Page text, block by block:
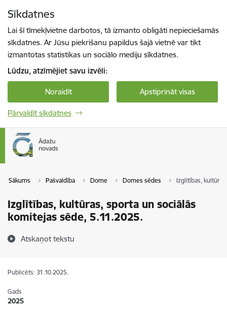
Sīkdatnes
Lai šī tīmekļvietne darbotos, tā izmanto obligāti nepieciešamās
sīkdatnes. Ar Jūsu piekrišanu papildus šajā vietnē var tikt
izmantotas statistikas un sociālo mediju sīkdatnes.
Lūdzu, atzīmējiet savu izvēli:
Noraidīt Apstiprināt visas
Pārvaldīt sīkdatnes
Sākums Pašvaldība Dome Domes sēdes Izglītības,
Izglītības, kultūras, sporta un sociālās
komitejas sēde, 5.11.2025.
Atskaņot tekstu
Publicēts: 31.10.2025.
Gads
2025